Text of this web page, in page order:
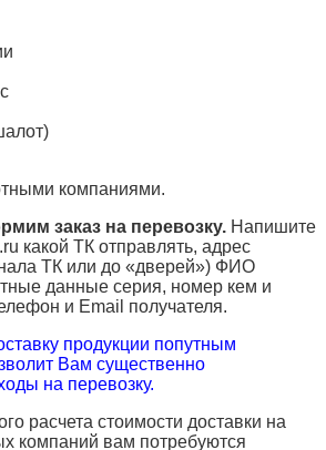
компаниями.
заказ на перевозку. Напишите
какой ТК отправлять, адрес
ТК или до «дверей») ФИО
данные серия, номер кем и
и Email получателя.
продукции попутным
Вам существенно
на перевозку.
расчета стоимости доставки на
компаний вам потребуются